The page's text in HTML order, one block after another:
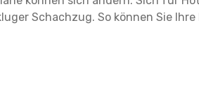
Schachzug. So können Sie